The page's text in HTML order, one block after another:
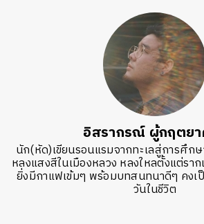
อิสรากรณ์ ผู้กฤตย
นัก(หัด)เขียนรอนแรมจากทะเลสู่การศึก
หลงแสงสีในเมืองหลวง หลงใหลตั้งแต่รา
ยิ่งมีกาแฟเข้มๆ พร้อมบทสนทนาดีๆ คง
วันในชีวิต